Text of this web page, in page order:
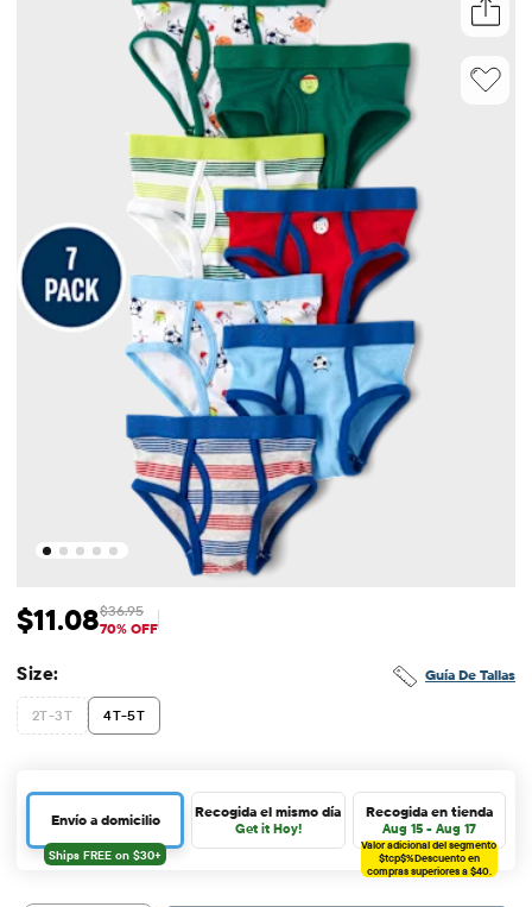
Precio de venta: $11.08
$11.08 Precio original: $36.95
$36.95
70% OFF
Guía De Tallas
Size:
2T-3T 4T-5T
Envío a domicilio Recogida el mismo día
Get it Hoy!
Recogida en tienda
Aug 15 - Aug 17
Valor adicional del segmento
$tcp$%Descuento en
compras superiores a $40.